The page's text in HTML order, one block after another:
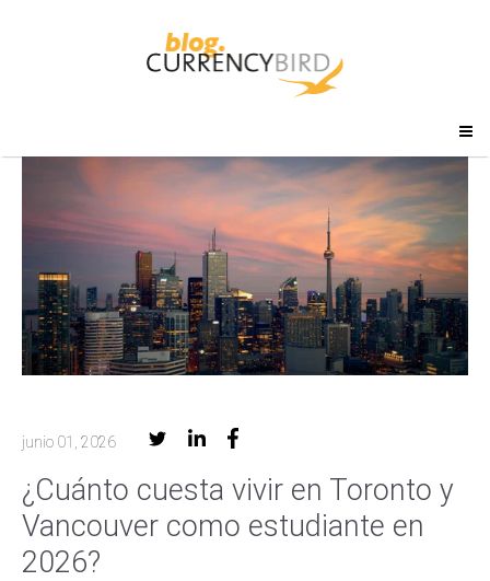
junio 01, 2026
¿Cuánto cuesta vivir en Toronto y
Vancouver como estudiante en
2026?